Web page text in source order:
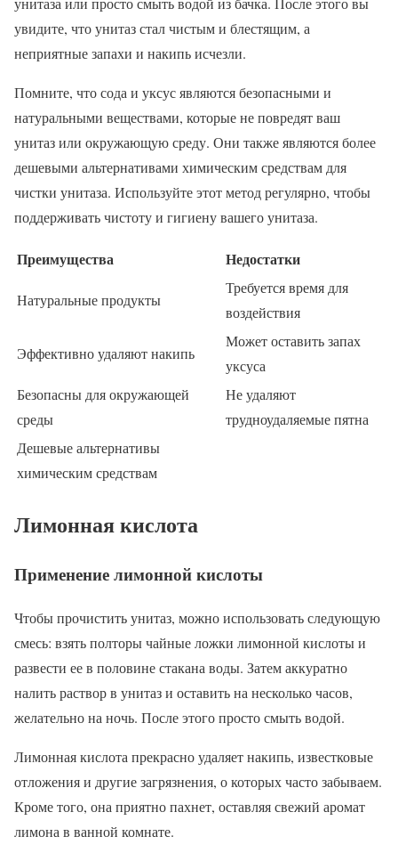
увидите, что унитаз стал чистым и блестящим, а
неприятные запахи и накипь исчезли.
Помните, что сода и уксус являются безопасными и
натуральными веществами, которые не повредят ваш
унитаз или окружающую среду. Они также являются более
дешевыми альтернативами химическим средствам для
чистки унитаза. Используйте этот метод регулярно, чтобы
поддерживать чистоту и гигиену вашего унитаза.
Преимущества Недостатки
Натуральные продукты
Требуется время для
воздействия
Эффективно удаляют накипь
Может оставить запах
уксуса
Безопасны для окружающей
среды
Не удаляют
трудноудаляемые пятна
Дешевые альтернативы
химическим средствам
Лимонная кислота
Применение лимонной кислоты
Чтобы прочистить унитаз, можно использовать следующую
смесь: взять полторы чайные ложки лимонной кислоты и
развести ее в половине стакана воды. Затем аккуратно
налить раствор в унитаз и оставить на несколько часов,
желательно на ночь. После этого просто смыть водой.
Лимонная кислота прекрасно удаляет накипь, известковые
отложения и другие загрязнения, о которых часто забываем.
Кроме того, она приятно пахнет, оставляя свежий аромат
лимона в ванной комнате.